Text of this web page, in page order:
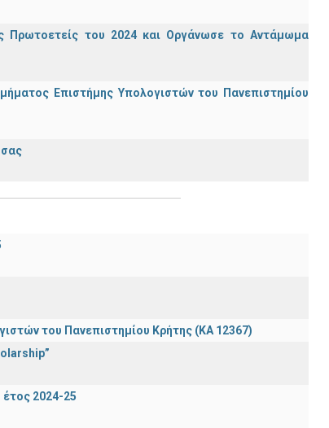
Πρωτοετείς του 2024 και Οργάνωσε το Αντάμωμα
Επιστήμης Υπολογιστών του Πανεπιστημίου
σας
του Πανεπιστημίου Κρήτης (ΚΑ 12367)
2024-25